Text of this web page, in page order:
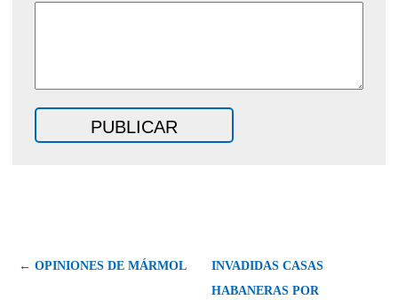
← OPINIONES DE MÁRMOL
INVADIDAS CASAS
HABANERAS POR